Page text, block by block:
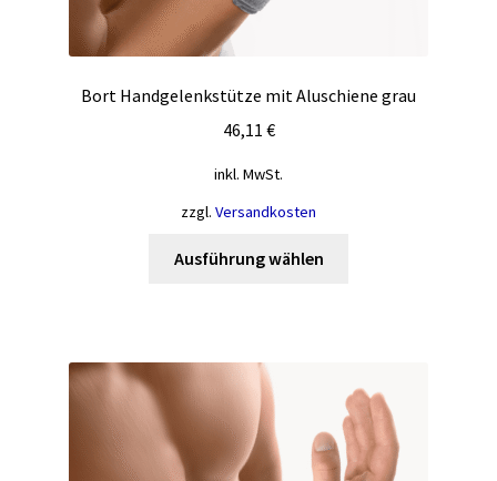
Bort Handgelenkstütze mit Aluschiene grau
46,11 €
inkl. MwSt.
zzgl. Versandkosten
Ausführung wählen
auf.
Die
Optionen
können